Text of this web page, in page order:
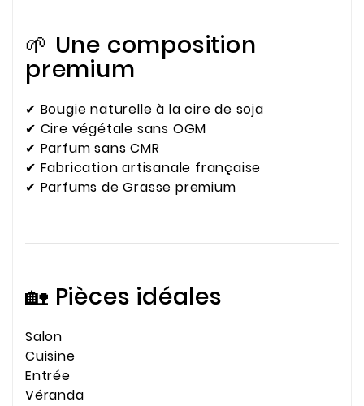
🌱 Une composition
premium
✔ Bougie naturelle à la cire de soja
✔ Cire végétale sans OGM
✔ Parfum sans CMR
✔ Fabrication artisanale française
✔ Parfums de Grasse premium
🏡 Pièces idéales
Salon
Cuisine
Entrée
Véranda